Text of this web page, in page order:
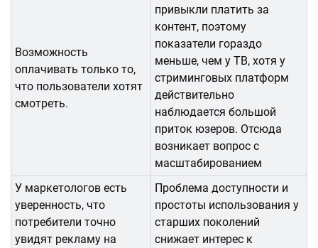
Возможность
оплачивать только то,
что пользователи хотят
смотреть.
привыкли платить за
контент, поэтому
показатели гораздо
меньше, чем у ТВ, хотя у
стриминговых платформ
действительно
наблюдается большой
приток юзеров. Отсюда
возникает вопрос с
масштабированием
У маркетологов есть
уверенность, что
потребители точно
увидят рекламу на
Проблема доступности и
простоты использования у
старших поколений
снижает интерес к